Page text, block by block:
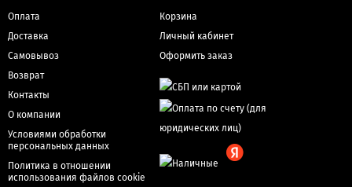
Оплата
Доставка
Самовывоз
Возврат
Контакты
О компании
Условиями обработки
персональных данных
Политика в отношении
использования файлов cookie
Корзина
Личный кабинет
Оформить заказ